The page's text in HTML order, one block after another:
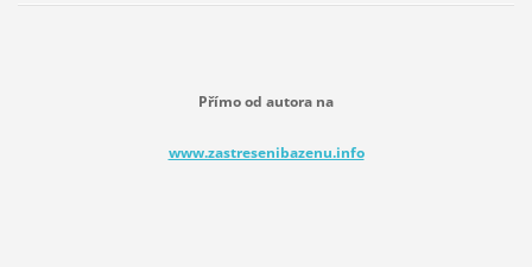
Přímo od autora na
www.zastresenibazenu.info